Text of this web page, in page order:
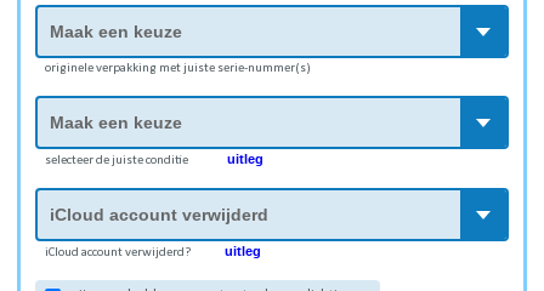
originele verpakking met juiste serie-nummer(s)
selecteer de juiste conditie uitleg
iCloud account verwijderd? uitleg